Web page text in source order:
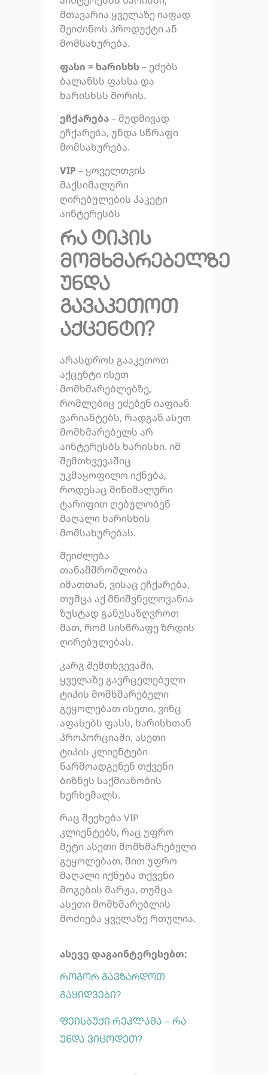
მთავარია ყველაზე იაფად
შეიძინოს პროდუქტი ან
მომსახურება.
ფასი = ხარისხს– ეძებს
ბალანსს ფასსა და
ხარისხსს შორის.
ეჩქარება– მუდმივად
ეჩქარება, უნდა სწრაფი
მომსახურება.
VIP– ყოველთვის
მაქსიმალური
ღირებულების პაკეტი
აინტერესბს
რა ტიპის
მომხმარებელზე
უნდა
გავაკეთოთ
აქცენტი?
არასდროს გააკეთოთ
აქცენტი ისეთ
მომხმარებლებზე,
რომლებიც ეძებენ იაფიან
ვარიანტებს, რადგან ასეთ
მომხმარებელს არ
აინტერესბს ხარისხი. იმ
შემთხვევაშიც
უკმაყოფილო იქნება,
როდესაც მინიმალური
ტარიფით ღებულობენ
მაღალი ხარისხის
მომსახურებას.
შეიძლება
თანამშრომლობა
იმათთან, ვისაც ეჩქარება,
თუმცა აქ მნიშვნელოვანია
ზუსტად განუსაზღვროთ
მათ, რომ სისწრაფე ზრდის
ღირებულებას.
კარგ შემთხვევაში,
ყველაზე გავრცელებული
ტიპის მომხმარებელი
გეყოლებათ ისეთი, ვინც
აფასებს ფასს, ხარისხთან
პროპორციაში, ასეთი
ტიპის კლიენტები
წარმოადგენენ თქვენი
ბიზნეს საქმიანობის
ხერხემალს.
რაც შეეხება VIP
კლიენტებს, რაც უფრო
მეტი ასეთი მომხმარებელი
გეყოლებათ, მით უფრო
მაღალი იქნება თქვენი
მოგების მარჟა, თუმცა
ასეთი მომხმარებლის
მოძიება ყველაზე რთულია.
ასევე დაგაინტერესებთ:
როგორ გავზარდოთ
გაყიდვები?
ფეისბუქი რეკლამა – რა
უნდა ვიცოდეთ?